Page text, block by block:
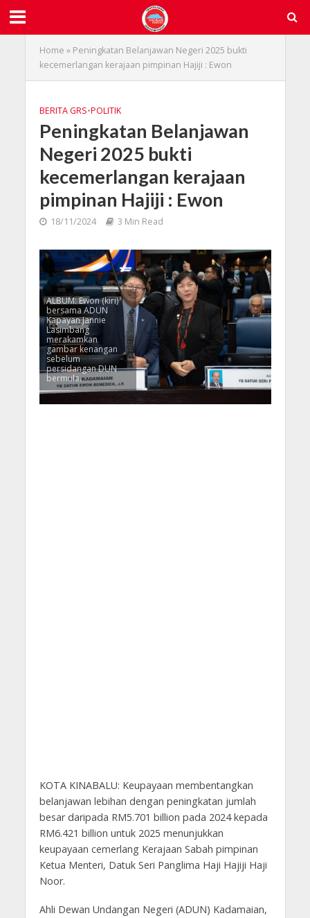
Home » Peningkatan Belanjawan Negeri 2025 bukti
kecemerlangan kerajaan pimpinan Hajiji : Ewon
BERITA GRS•POLITIK
Peningkatan Belanjawan
Negeri 2025 bukti
kecemerlangan kerajaan
pimpinan Hajiji : Ewon
18/11/2024 3 Min Read
ALBUM: Ewon (kiri)
bersama ADUN
Kapayan Jannie
Lasimbang
merakamkan
gambar kenangan
sebelum
persidangan DUN
bermula.
KOTA KINABALU: Keupayaan membentangkan
belanjawan lebihan dengan peningkatan jumlah
besar daripada RM5.701 billion pada 2024 kepada
RM6.421 billion untuk 2025 menunjukkan
keupayaan cemerlang Kerajaan Sabah pimpinan
Ketua Menteri, Datuk Seri Panglima Haji Hajiji Haji
Noor.
Ahli Dewan Undangan Negeri (ADUN) Kadamaian,